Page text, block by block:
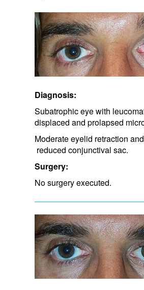
Diagnosis:
Subatrophic eye with
displaced and prolapsed
Moderate eyelid retraction and​
reduced conjunctival sac.
Surgery:
No surgery executed.